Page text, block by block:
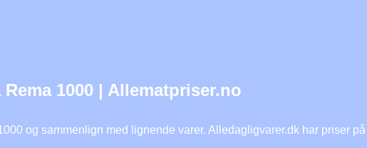
1000 | Allematpriser.no
og sammenlign med lignende varer. Alledagligvarer.dk har priser på